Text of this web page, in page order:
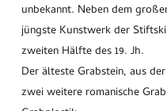
unbekannt. Neben dem
jüngste Kunstwerk der
zweiten Hälfte des 19. Jh.
Der älteste Grabstein, aus
zwei weitere romanische